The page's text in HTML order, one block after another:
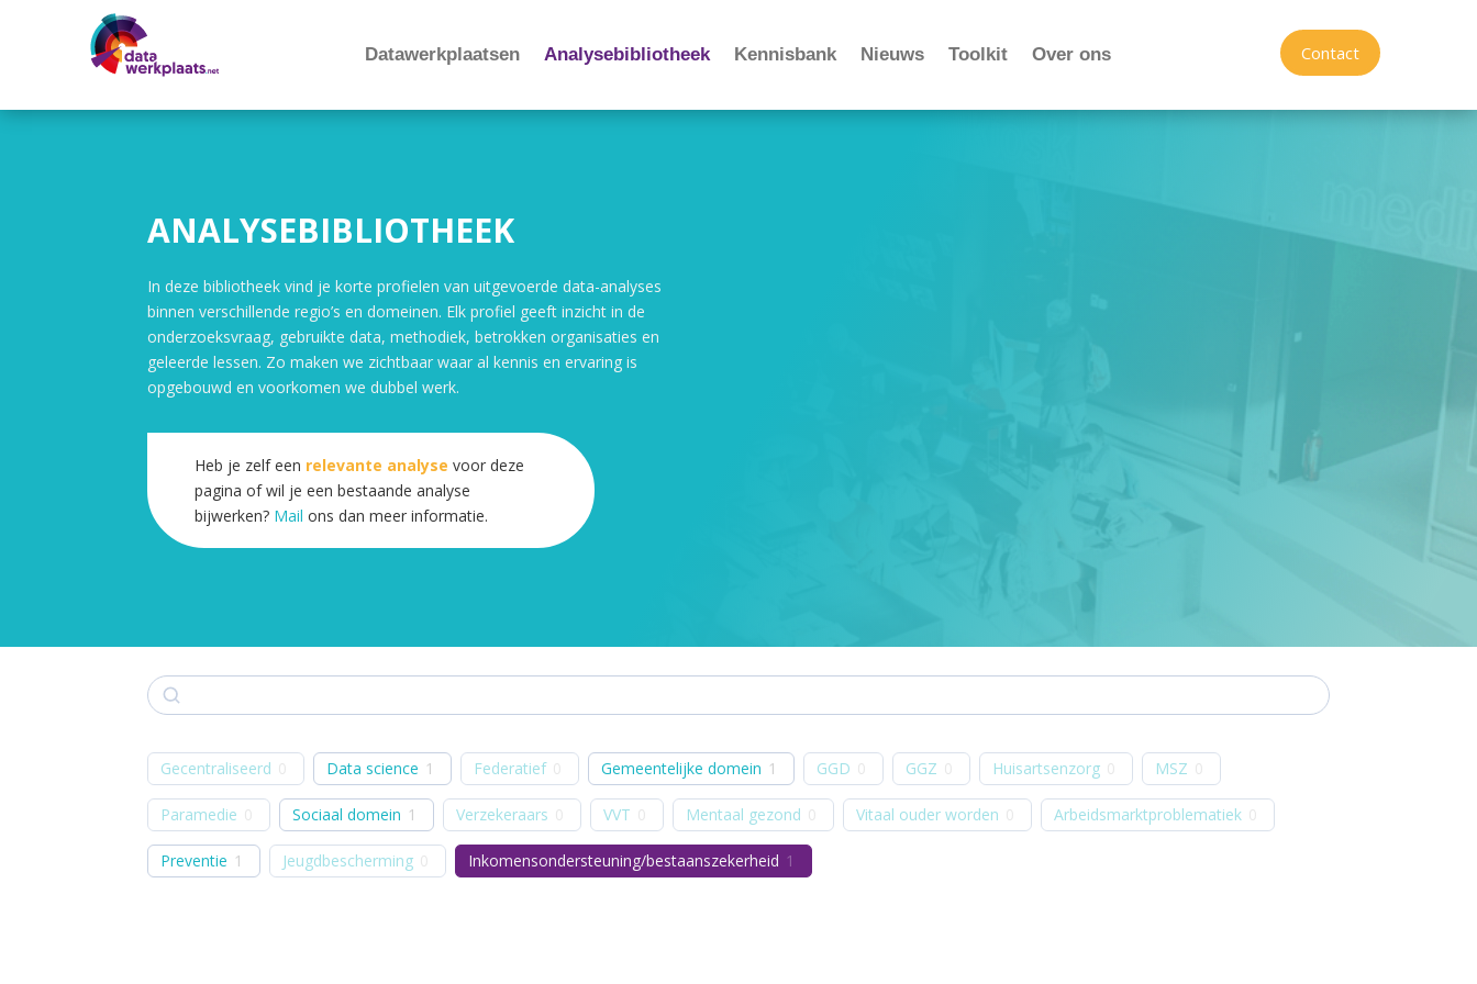
Datawerkplaatsen Analysebibliotheek Kennisbank Nieuws Toolkit Over ons Contact
ANALYSEBIBLIOTHEEK
In deze bibliotheek vind je korte profielen van uitgevoerde data-analyses
binnen verschillende regio’s en domeinen. Elk profiel geeft inzicht in de
onderzoeksvraag, gebruikte data, methodiek, betrokken organisaties en
geleerde lessen. Zo maken we zichtbaar waar al kennis en ervaring is
opgebouwd en voorkomen we dubbel werk.
Heb je zelf een relevante analyse voor deze
pagina of wil je een bestaande analyse
bijwerken? Mail ons dan meer informatie.
Zoek
Gecentraliseerd Data science 1 Federatief Gemeentelijke domein 1 GGD GGZ Huisartsenzorg MSZ
Paramedie Sociaal domein 1 Verzekeraars VVT Mentaal gezond Vitaal ouder worden Arbeidsmarktproblematiek
Preventie 1 Jeugdbescherming Inkomensondersteuning/bestaanszekerheid 1